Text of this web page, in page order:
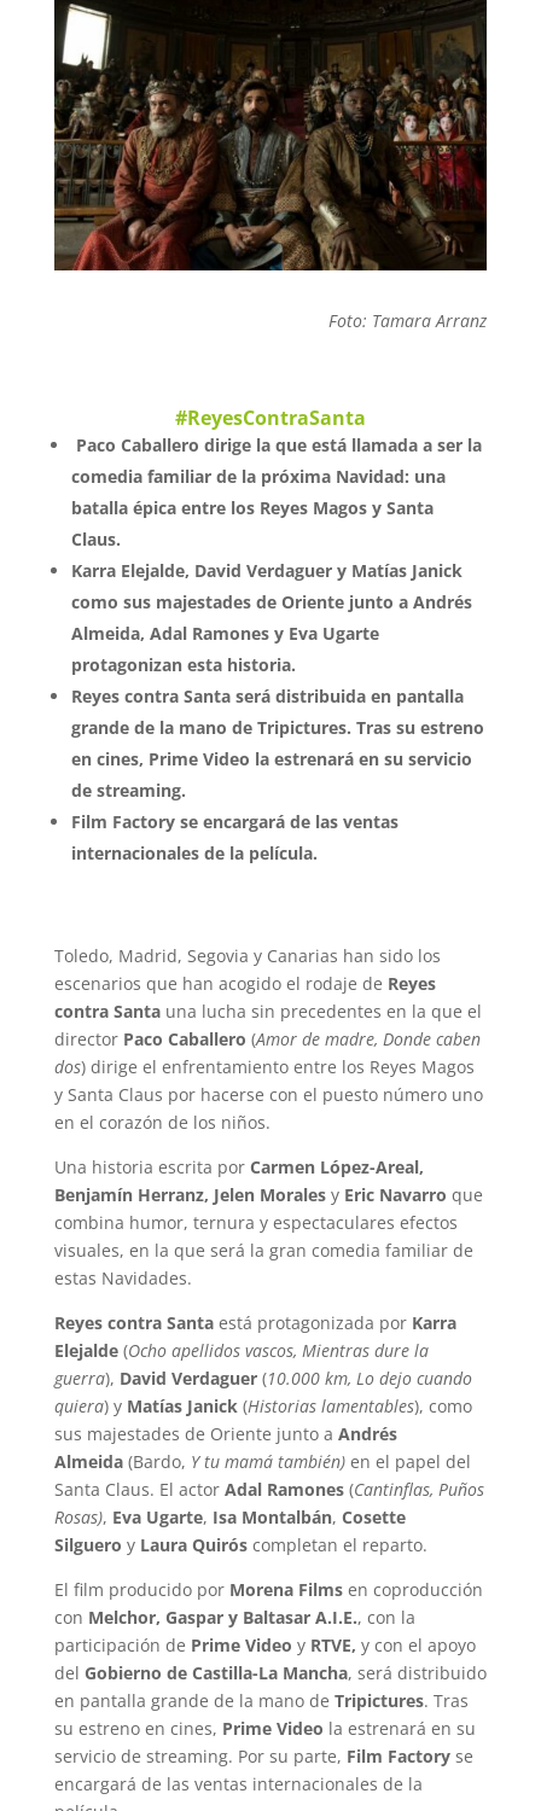
Foto: Tamara Arranz
#ReyesContraSanta
Paco Caballero dirige la que está llamada a ser la
comedia familiar de la próxima Navidad: una
batalla épica entre los Reyes Magos y Santa
Claus.
Karra Elejalde, David Verdaguer y Matías Janick
como sus majestades de Oriente junto a Andrés
Almeida, Adal Ramones y Eva Ugarte
protagonizan esta historia.
Reyes contra Santa será distribuida en pantalla
grande de la mano de Tripictures. Tras su estreno
en cines, Prime Video la estrenará en su servicio
de streaming.
Film Factory se encargará de las ventas
internacionales de la película.
Toledo, Madrid, Segovia y Canarias han sido los
escenarios que han acogido el rodaje de Reyes
contra Santauna lucha sin precedentes en la que el
director Paco Caballero (Amor de madre, Donde caben
dos) dirige el enfrentamiento entre los Reyes Magos
y Santa Claus por hacerse con el puesto número uno
en el corazón de los niños.
Una historia escrita por Carmen López-Areal,
Benjamín Herranz, Jelen Moralesy Eric Navarro que
combina humor, ternura y espectaculares efectos
visuales, en la que será la gran comedia familiar de
estas Navidades.
Reyes contra Santa está protagonizada por Karra
Elejalde(Ocho apellidos vascos, Mientras dure la
guerra), David Verdaguer(10.000 km, Lo dejo cuando
quiera) y Matías Janick (Historias lamentables), como
sus majestades de Oriente junto a Andrés
Almeida(Bardo, Y tu mamá también) en el papel del
Santa Claus. El actor Adal Ramones(Cantinflas, Puños
Rosas), Eva Ugarte, Isa Montalbán, Cosette
Silguero y Laura Quiróscompletan el reparto.
El film producido por Morena Films en coproducción
con Melchor, Gaspar y Baltasar A.I.E., con la
participación de Prime Video y RTVE, y con el apoyo
del Gobierno de Castilla-La Mancha, será distribuido
en pantalla grande de la mano de Tripictures. Tras
su estreno en cines, Prime Video la estrenará en su
servicio de streaming. Por su parte, Film Factory se
encargará de las ventas internacionales de la